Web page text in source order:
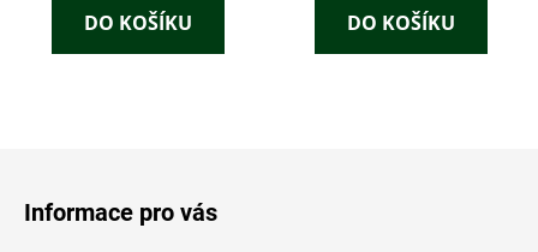
DO KOŠÍKU DO KOŠÍKU
Informace pro vás